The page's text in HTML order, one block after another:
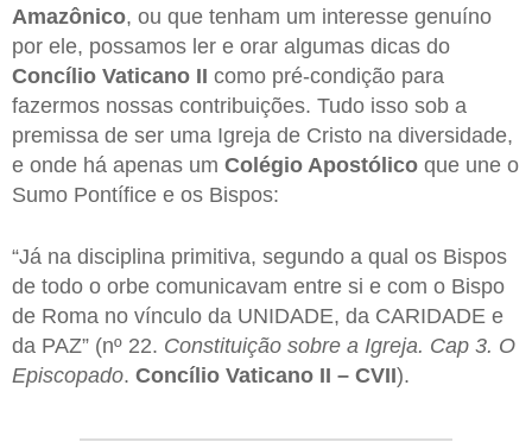
Amazônico, ou que tenham um interesse genuíno
por ele, possamos ler e orar algumas dicas do
Concílio Vaticano II como pré-condição para
fazermos nossas contribuições. Tudo isso sob a
premissa de ser uma Igreja de Cristo na diversidade,
e onde há apenas um Colégio Apostólico que une o
Sumo Pontífice e os Bispos:
“Já na disciplina primitiva, segundo a qual os Bispos
de todo o orbe comunicavam entre si e com o Bispo
de Roma no vínculo da UNIDADE, da CARIDADE e
da PAZ” (nº 22. Constituição sobre a Igreja. Cap 3. O
Episcopado. Concílio Vaticano II – CVII).